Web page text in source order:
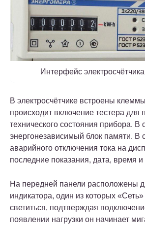
Интерфейс
В электросчётчике встроены
происходит включение тестера для
технического состояния прибора. В
энергонезависимый блок памяти. В
аварийного отключения тока на
последние показания, дата, время
На передней панели расположены
индикатора, один из которых
светиться, подтверждая
появлении нагрузки он начинает